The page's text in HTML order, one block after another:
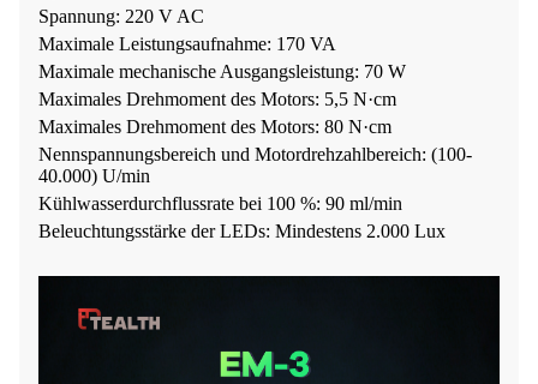
Spannung: 220 V AC
Maximale Leistungsaufnahme: 170 VA
Maximale mechanische Ausgangsleistung: 70 W
Maximales Drehmoment des Motors: 5,5 N·cm
Maximales Drehmoment des Motors: 80 N·cm
Nennspannungsbereich und Motordrehzahlbereich: (100-
40.000) U/min
Kühlwasserdurchflussrate bei 100 %: 90 ml/min
Beleuchtungsstärke der LEDs: Mindestens 2.000 Lux